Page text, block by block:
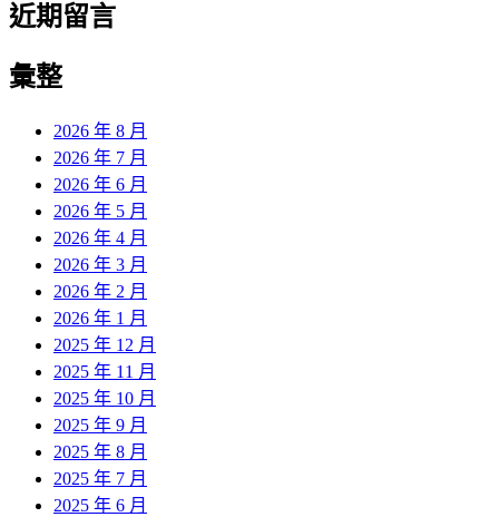
近期留言
彙整
2026 年 8 月
2026 年 7 月
2026 年 6 月
2026 年 5 月
2026 年 4 月
2026 年 3 月
2026 年 2 月
2026 年 1 月
2025 年 12 月
2025 年 11 月
2025 年 10 月
2025 年 9 月
2025 年 8 月
2025 年 7 月
2025 年 6 月